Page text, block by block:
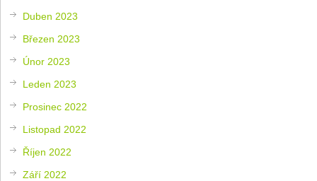
Duben 2023
Březen 2023
Únor 2023
Leden 2023
Prosinec 2022
Listopad 2022
Říjen 2022
Září 2022